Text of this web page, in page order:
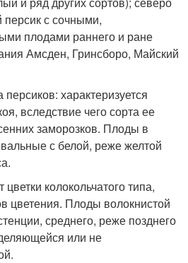
персик с сочными,
плодами раннего и ране
Амсден, Гринсборо, Майский
характеризуется
вследствие чего сорта ее
заморозков. Плоды в
с белой, реже желтой
колокольчатого типа,
цветения. Плоды волокнистой
среднего, реже позднего
или не